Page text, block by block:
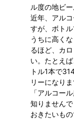
ル度の地ビ
近年、アル
すが、ボト
うちに高く
るほど、カ
い。たとえ
トル1本で
リーになりま
「アルコー
知りません
おきたいも